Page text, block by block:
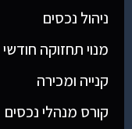
ניהול נכסים
מנוי תחזוקה חודשי
קנייה ומכירה
קורס מנהלי נכסים